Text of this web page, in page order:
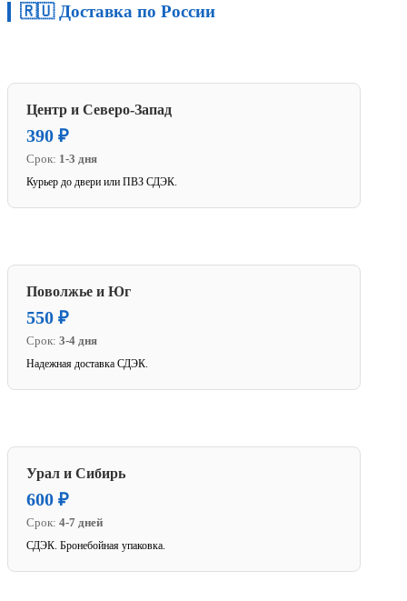
🇷🇺 Доставка по России
Центр и Северо-Запад
390 ₽
Срок: 1-3 дня
Курьер до двери или ПВЗ СДЭК.
Поволжье и Юг
550 ₽
Срок: 3-4 дня
Надежная доставка СДЭК.
Урал и Сибирь
600 ₽
Срок: 4-7 дней
СДЭК. Бронебойная упаковка.